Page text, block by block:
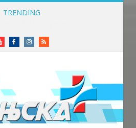
TRENDING
YoutubeFacebookInstagram
RSS